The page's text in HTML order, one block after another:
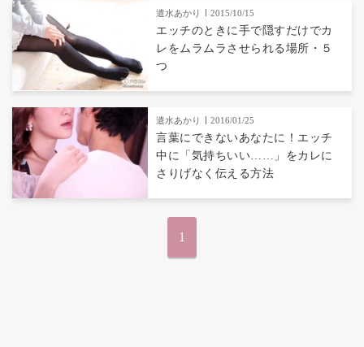
遣水あかり 2015/10/15
エッチのときに手で隠すだけでカ
レをムラムラさせられる場所・５
つ
遣水あかり 2016/01/25
言葉にできないあなたに！エッチ
中に「気持ちいい……」をカレに
さりげなく伝える方法
1